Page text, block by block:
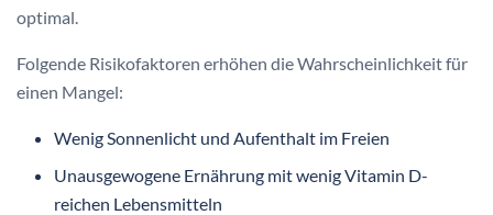
optimal.
Folgende Risikofaktoren erhöhen die Wahrscheinlichkeit für
einen Mangel:
Wenig Sonnenlicht und Aufenthalt im Freien
Unausgewogene Ernährung mit wenig Vitamin D-
reichen Lebensmitteln